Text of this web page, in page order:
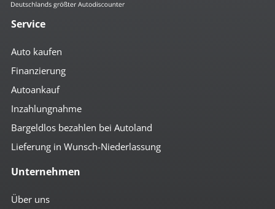
Service
Auto kaufen
Finanzierung
Autoankauf
Inzahlungnahme
Bargeldlos bezahlen bei Autoland
Lieferung in Wunsch-Niederlassung
Unternehmen
Über uns